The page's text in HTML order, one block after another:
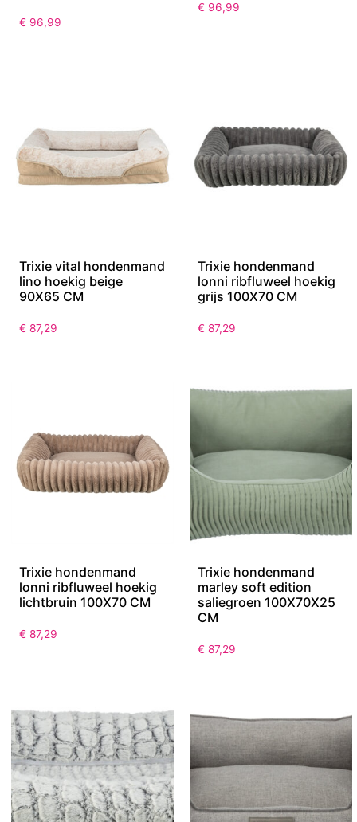
€ 96,99
€ 96,99
Trixie vital hondenmand
lino hoekig beige
90X65 CM
€ 87,29
Trixie hondenmand
lonni ribfluweel hoekig
grijs 100X70 CM
€ 87,29
Trixie hondenmand
lonni ribfluweel hoekig
lichtbruin 100X70 CM
€ 87,29
Trixie hondenmand
marley soft edition
saliegroen 100X70X25
CM
€ 87,29